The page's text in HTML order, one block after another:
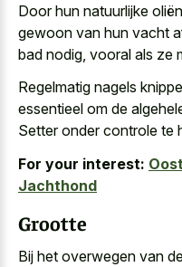
Door hun natuurlijke
gewoon van hun vacht
bad nodig, vooral als ze
Regelmatig nagels
essentieel om de
Setter onder controle te
For your interest:
Jachthond
Grootte
Bij het overwegen van